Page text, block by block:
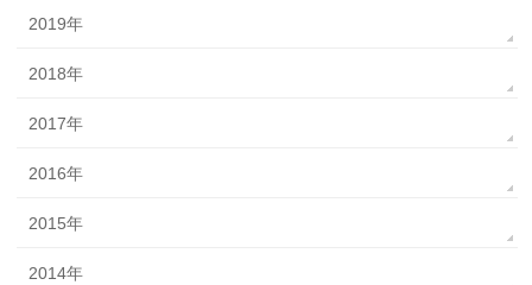
2019年
2018年
2017年
2016年
2015年
2014年